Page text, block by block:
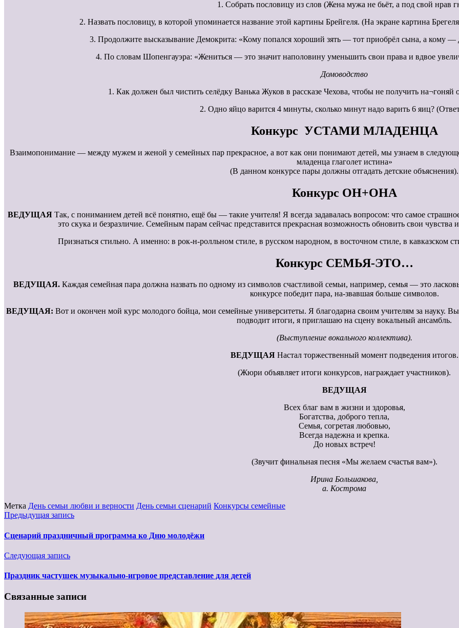
1. Собрать пословицу из слов (Жена мужа не бьёт, а под свой нрав
2. Назвать пословицу, в которой упоминается название этой картины Брейгеля. (На экране картина
3. Продолжите высказывание Демокрита: «Кому попался хороший зять — тот приобрёл сына, а кому
4. По словам Шопенгауэра: «Жениться — это значит наполовину уменьшить свои права и вдвое
Домоводство
1. Как должен был чистить селёдку Ванька Жуков в рассказе Чехова, чтобы не получить на¬гоняй
2. Одно яйцо варится 4 минуты, сколько минут надо варить 6 яиц?
Конкурс УСТАМИ МЛАДЕНЦА
Взаимопонимание — между мужем и женой у семейных пар прекрасное, а вот как они понимают детей, мы узнаем в
младенца глаголет истина»
(В данном конкурсе пары должны отгадать детские объяснения).
Конкурс ОН+ОНА
ВЕДУЩАЯТак, с пониманием детей всё понятно, ещё бы — такие учителя! Я всегда задавалась вопросом: что самое
это скука и безразличие. Семейным парам сейчас представится прекрасная возможность обновить свои чувства
Признаться стильно. А именно: в рок-н-ролльном стиле, в русском народном, в восточном стиле, в кавказском
Конкурс СЕМЬЯ-ЭТО…
ВЕДУЩАЯ.Каждая семейная пара должна назвать по одному из символов счастливой семьи, например, семья — это
конкурсе победит пара, на-звавшая больше символов.
ВЕДУЩАЯ: Вот и окончен мой курс молодого бойца, мои семейные университеты. Я благодарна своим учителям за науку.
подводит итоги, я приглашаю на сцену вокальный ансамбль.
(Выступление вокального коллектива).
ВЕДУЩАЯНастал торжественный момент подведения итогов.
(Жюри объявляет итоги конкурсов, награждает участников).
ВЕДУЩАЯ
Всех благ вам в жизни и здоровья,
Богатства, доброго тепла,
Семья, согретая любовью,
Всегда надежна и крепка.
До новых встреч!
(Звучит финальная песня «Мы желаем счастья вам»).
Ирина Большакова,
а. Кострома
Метка День семьи любви и верности День семьи сценарий Конкурсы семейные
Предыдущая запись
Сценарий праздничный программа ко Дню молодёжи
Следующая запись
Праздник частушек музыкально-игровое представление для детей
Связанные записи